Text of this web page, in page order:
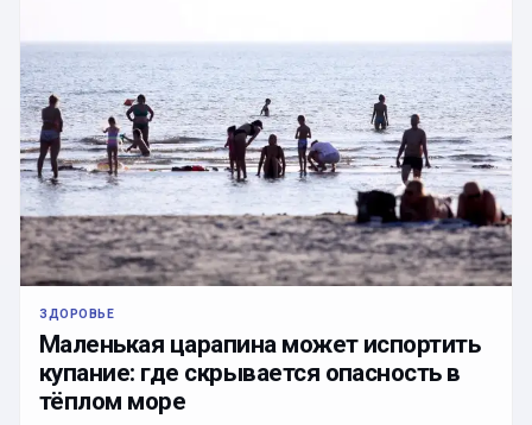
ЗДОРОВЬЕ
Маленькая царапина может испортить
купание: где скрывается опасность в
тёплом море